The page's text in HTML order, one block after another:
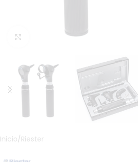
Haga Click para agrandar
Inicio/Riester